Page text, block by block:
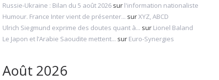
Russie-Ukraine : Bilan du 5 août 2026 sur l'information nationaliste
Humour. France Inter vient de présenter... surXYZ, ABCD
Ulrich Siegmund exprime des doutes quant à... sur Lionel Baland
Le Japon et l’Arabie Saoudite mettent... sur Euro-Synergies
Août 2026